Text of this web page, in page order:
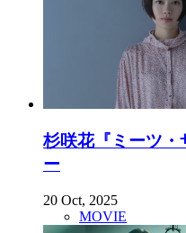
杉咲花『ミーツ・
ー
20 Oct, 2025
MOVIE